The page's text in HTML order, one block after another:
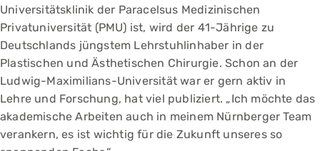
Universitätsklinik der Paracelsus Medizinischen
Privatuniversität (PMU) ist, wird der 41-Jährige zu
Deutschlands jüngstem Lehrstuhlinhaber in der
Plastischen und Ästhetischen Chirurgie. Schon an der
Ludwig-Maximilians-Universität war er gern aktiv in
Lehre und Forschung, hat viel publiziert. „Ich möchte das
akademische Arbeiten auch in meinem Nürnberger Team
verankern, es ist wichtig für die Zukunft unseres so